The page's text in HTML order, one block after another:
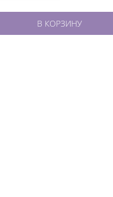
В КОРЗИНУ